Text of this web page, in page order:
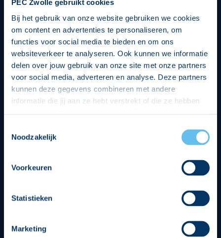
PEC Zwolle gebruikt cookies
Bij het gebruik van onze website gebruiken we cookies
om content en advertenties te personaliseren, om
functies voor social media te bieden en om ons
websiteverkeer te analyseren. Ook kunnen we informatie
delen over jouw gebruik van onze site met onze partners
voor social media, adverteren en analyse. Deze partners
kunnen deze gegevens combineren met andere
informatie die jij aan ze hebt verstrekt of die ze hebben
op een veilige en integere wijze. Je kunt je toestemming
beheren op de privacy- en cookieverklaring pagina.
Noodzakelijk
Voorkeuren
Statistieken
Marketing